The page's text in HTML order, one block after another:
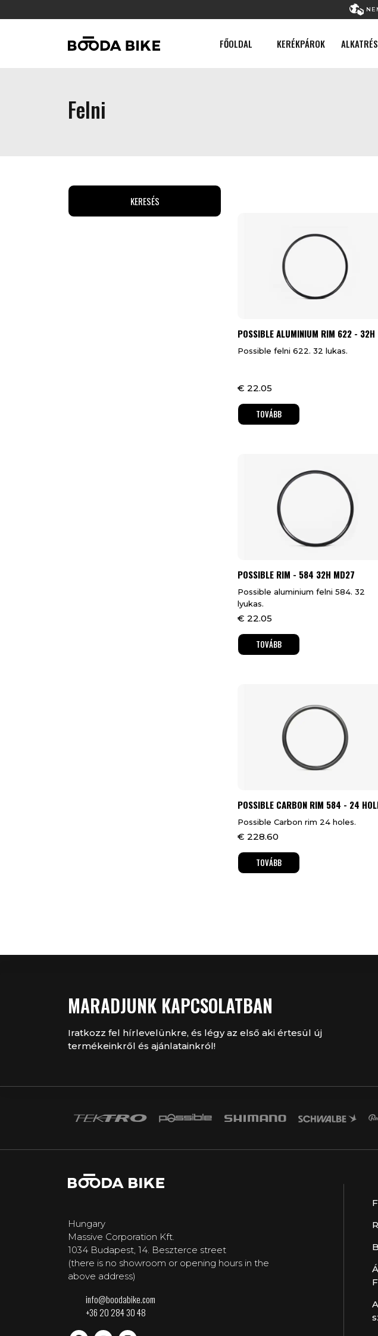
FŐOLDAL KERÉKPÁROK
Felni
POSSIBLE ALUMINIUM RIM 622 - 32H
Possible felni 622. 32 lukas.
€ 22.05
TOVÁBB
POSSIBLE RIM - 584 32H MD27
Possible aluminium felni 584. 32
lyukas.
€ 22.05
TOVÁBB
POSSIBLE CARBON RIM 584 - 24
Possible Carbon rim 24 holes.
€ 228.60
TOVÁBB
MARADJUNK KAPCSOLATBAN
Iratkozz fel hírlevelünkre, és légy az első aki értesül új
termékeinkről és ajánlatainkról!
Hungary
Massive Corporation Kft.
1034 Budapest, 14. Beszterce street
(there is no showroom or opening hours in the
above address)
info@boodabike.com
+36 20 284 30 48